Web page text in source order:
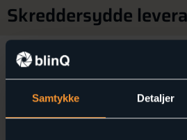
Samtykke Detaljer
Skreddersydde
Bygg og Eiendom
Felles nettverksstruktur
og kontroll